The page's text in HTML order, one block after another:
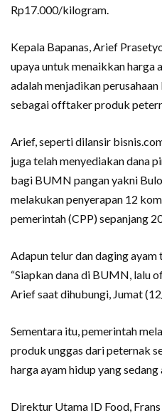
Rp17.000/kilogram.
Kepala Bapanas, Arief
upaya untuk menaikkan harga
adalah menjadikan
sebagai offtaker produk
Arief, seperti dilansir
juga telah menyediakan dana
bagi BUMN pangan yakni
melakukan penyerapan 12
pemerintah (CPP) sepanjang
Adapun telur dan daging
“Siapkan dana di BUMN, lalu
Arief saat dihubungi, Jumat
Sementara itu, pemerintah
produk unggas dari peternak
harga ayam hidup yang sedang
Direktur Utama ID Food,